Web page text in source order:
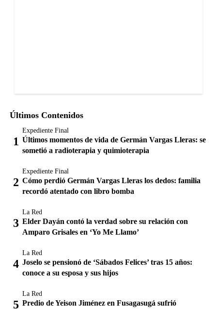
Últimos Contenidos
Expediente Final
Últimos momentos de vida de Germán Vargas Lleras: se
sometió a radioterapia y quimioterapia
Expediente Final
Cómo perdió Germán Vargas Lleras los dedos: familia
recordó atentado con libro bomba
La Red
Elder Dayán contó la verdad sobre su relación con
Amparo Grisales en ‘Yo Me Llamo’
La Red
Joselo se pensionó de ‘Sábados Felices’ tras 15 años:
conoce a su esposa y sus hijos
La Red
Predio de Yeison Jiménez en Fusagasugá sufrió